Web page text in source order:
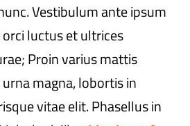
Vestibulum ante ipsum
luctus et ultrices
Proin varius mattis
magna, lobortis in
vitae elit. Phasellus in